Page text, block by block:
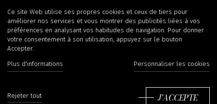
Jeans
Ce site Web utilise ses propres cookies et ceux de tiers pour
améliorer nos services et vous montrer des publicités liées à vos
préférences en analysant vos habitudes de navigation. Pour donner
votre consentement à son utilisation, appuyez sur le bouton
Accepter.
Plus d'informations Personnaliser les cookies
Rejeter tout J'ACCEPTE